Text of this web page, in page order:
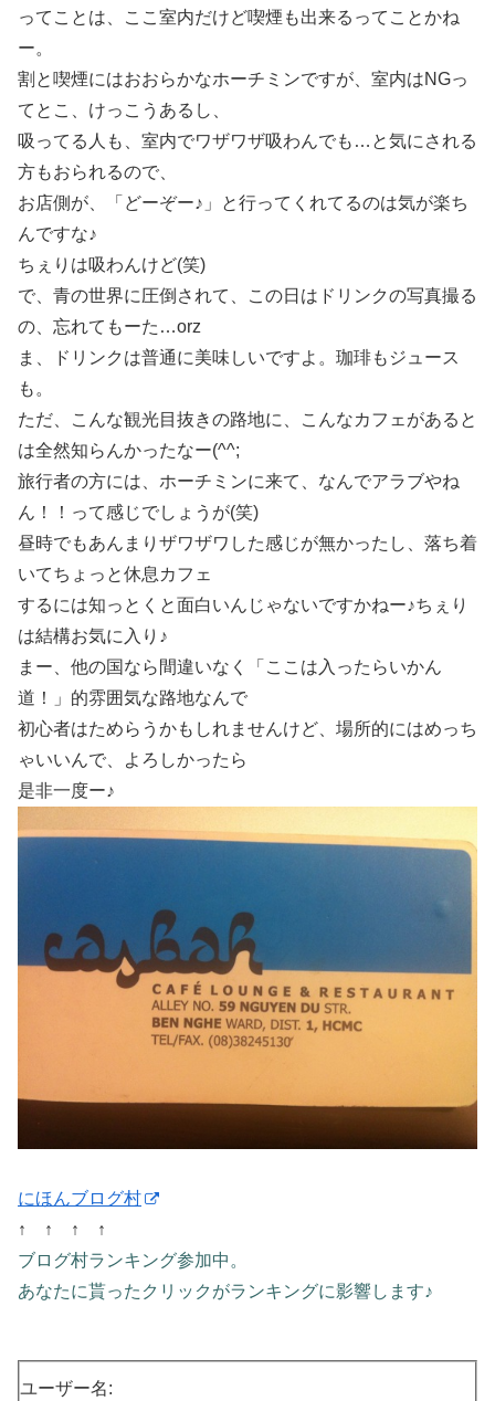
ってことは、ここ室内だけど喫煙も出来るってことかね
ー。
割と喫煙にはおおらかなホーチミンですが、室内はNGっ
てとこ、けっこうあるし、
吸ってる人も、室内でワザワザ吸わんでも…と気にされる
方もおられるので、
お店側が、「どーぞー♪」と行ってくれてるのは気が楽ち
んですな♪
ちぇりは吸わんけど(笑)
で、青の世界に圧倒されて、この日はドリンクの写真撮る
の、忘れてもーた…orz
ま、ドリンクは普通に美味しいですよ。珈琲もジュース
も。
ただ、こんな観光目抜きの路地に、こんなカフェがあると
は全然知らんかったなー(^^;
旅行者の方には、ホーチミンに来て、なんでアラブやね
ん！！って感じでしょうが(笑)
昼時でもあんまりザワザワした感じが無かったし、落ち着
いてちょっと休息カフェ
するには知っとくと面白いんじゃないですかねー♪ちぇり
は結構お気に入り♪
まー、他の国なら間違いなく「ここは入ったらいかん
道！」的雰囲気な路地なんで
初心者はためらうかもしれませんけど、場所的にはめっち
ゃいいんで、よろしかったら
是非一度ー♪
にほんブログ村
↑ ↑ ↑ ↑
ブログ村ランキング参加中。
あなたに貰ったクリックがランキングに影響します♪
ユーザー名: